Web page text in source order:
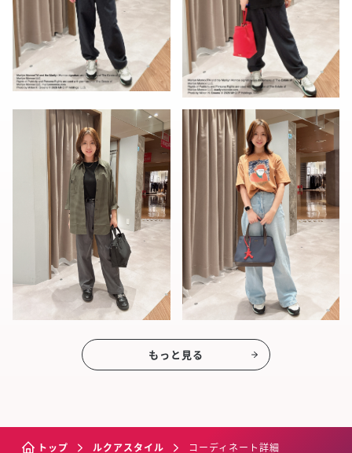
もっと見る
トップ ルクアスタイル コーディネート詳細